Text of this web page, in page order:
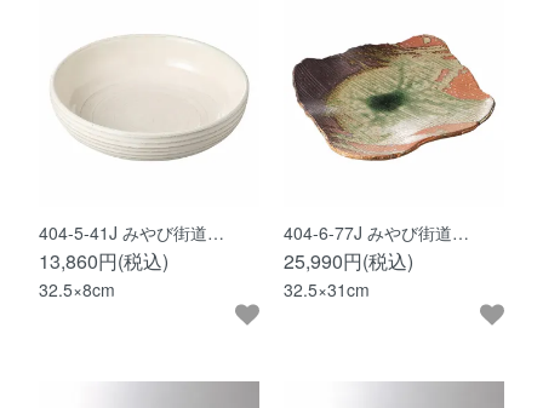
404-5-41J みやび街道…
13,860円(税込)
32.5×8cm
404-6-77J みやび街道…
25,990円(税込)
32.5×31cm